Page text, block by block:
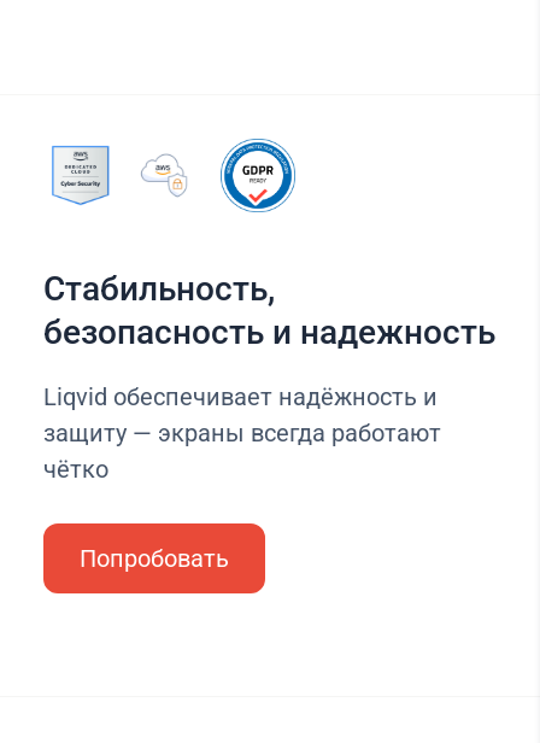
Стабильность,
безопасность и надежность
Liqvid обеспечивает надёжность и
защиту — экраны всегда работают
чётко
Попробовать